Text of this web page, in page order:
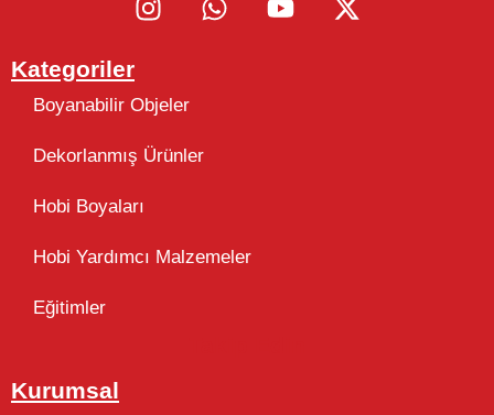
Kategoriler
Boyanabilir Objeler
Dekorlanmış Ürünler
Hobi Boyaları
Hobi Yardımcı Malzemeler
Eğitimler
Kurumsal